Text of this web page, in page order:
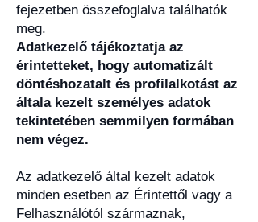
fejezetben összefoglalva találhatók
meg.
Adatkezelő tájékoztatja az
érintetteket, hogy automatizált
döntéshozatalt és profilalkotást az
általa kezelt személyes adatok
tekintetében semmilyen formában
nem végez.
Az adatkezelő által kezelt adatok
minden esetben az Érintettől vagy a
Felhasználótól származnak,